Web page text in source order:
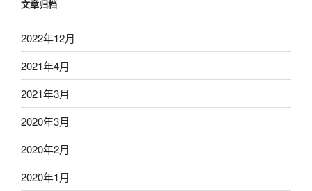
文章归档
2022年12月
2021年4月
2021年3月
2020年3月
2020年2月
2020年1月